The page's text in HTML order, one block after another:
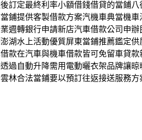
定最終利率小額借錢借貸的當鋪
提供客製借款方案汽機車典當機
轉銀行申請新店汽車借款公司申
水上活動優質屏東當鋪推薦鑑定
在汽車與機車借款皆可免留車貸
自動升降需用電動曬衣架品牌讓
林合法當鋪要以預訂往返接送服務